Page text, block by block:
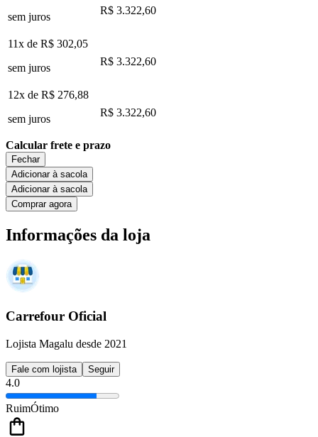
sem juros
R$ 3.322,60
11x de R$ 302,05
sem juros
R$ 3.322,60
12x de R$ 276,88
sem juros
R$ 3.322,60
Calcular frete e prazo
Fechar
Adicionar à sacola
Adicionar à sacola
Comprar agora
Informações da loja
Carrefour Oficial
Lojista Magalu desde 2021
Fale com lojista Seguir
4.0
RuimÓtimo